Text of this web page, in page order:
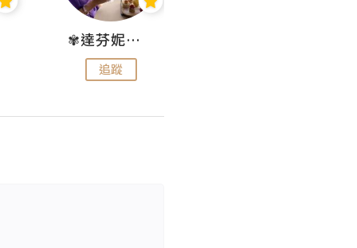
✾達芬妮•愛孩子•愛生活✾
追蹤